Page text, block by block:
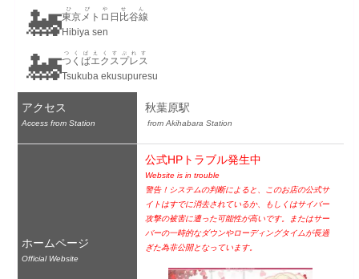
🚂東京メトロ日比谷線
ひびやせん
Hibiya sen
🚂つくばエクスプレス
つくばえくすぷれす
Tsukuba ekusupuresu
アクセス
Access from Station
秋葉原駅
from Akihabara Station
ホームページ
Official Website
公式HPトラブル発生中
Website is in trouble
警告！システムの判断によると、このお店の公式サ
イトはすでに消去されているか、もしくはサイバー
攻撃の被害に遭った可能性が高いです。またはサー
バーの一時的なダウンやローディングタイムが長過
ぎた為非公開となっています。